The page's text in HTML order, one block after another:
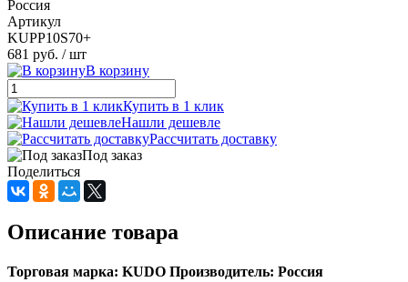
Россия
Артикул
KUPP10S70+
681 руб. / шт
В корзину
Купить в 1 клик
Нашли дешевле
Рассчитать доставку
Под заказ
Поделиться
Описание товара
Торговая марка: KUDO Производитель: Россия